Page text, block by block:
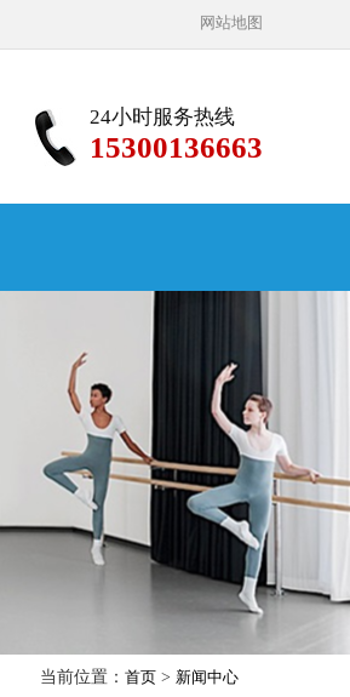
网站地图
24小时服务热线
15300136663
当前位置： 首页 > 新闻中心